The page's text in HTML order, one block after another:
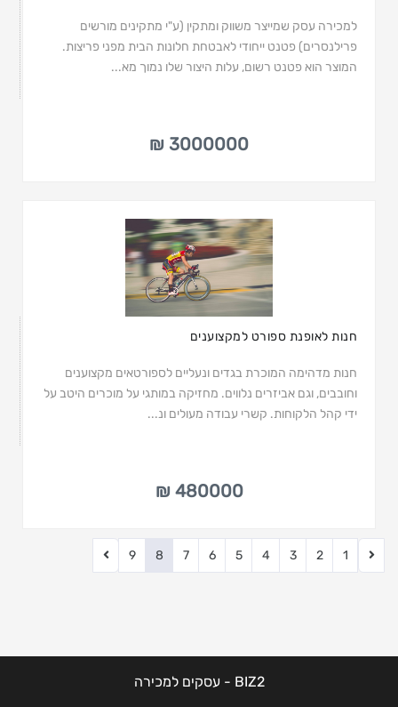
למכירה עסק שמייצר משווק ומתקין (ע"י מתקינים מורשים
פרילנסרים) פטנט ייחודי לאבטחת חלונות הבית מפני פריצות.
המוצר הוא פטנט רשום, עלות היצור שלו נמוך מא...
3000000 ₪
חנות לאופנת ספורט למקצוענים
חנות מדהימה המוכרת בגדים ונעליים לספורטאים מקצוענים
וחובבים, וגם אביזרים נלווים. מחזיקה במותגי על מוכרים היטב על
ידי קהל הלקוחות. קשרי עבודה מעולים ונ...
480000 ₪
1
2
3
4
5
6
7
8
9
BIZ2 - עסקים למכירה